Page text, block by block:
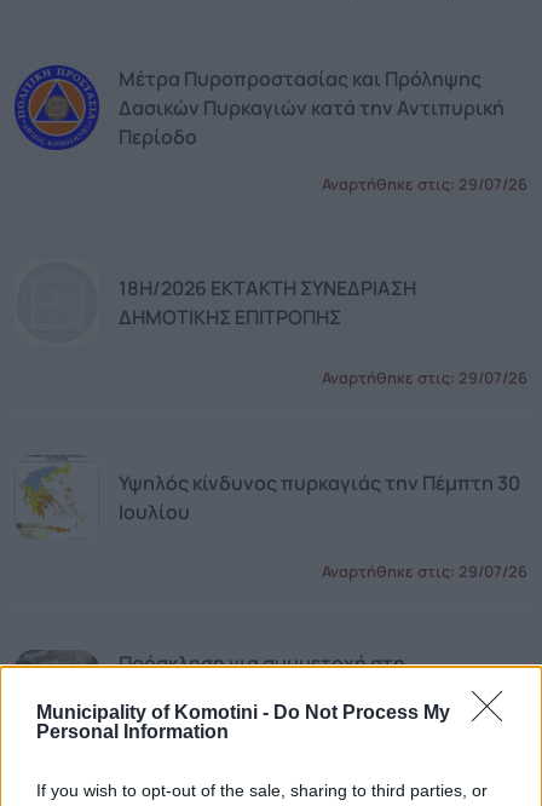
Municipality of Komotini - Do Not Process My
Personal Information
If you wish to opt-out of the sale, sharing to third parties, or
Μέτρα Πυροπροστασίας και Πρόληψης
Δασικών Πυρκαγιών κατά την Αντιπυρική
Περίοδο
Αναρτήθηκε στις: 29/07/26
18Η/2026 ΕΚΤΑΚΤΗ ΣΥΝΕΔΡΙΑΣΗ
ΔΗΜΟΤΙΚΗΣ ΕΠΙΤΡΟΠΗΣ
Αναρτήθηκε στις: 29/07/26
Υψηλός κίνδυνος πυρκαγιάς την Πέμπτη 30
Ιουλίου
Αναρτήθηκε στις: 29/07/26
Πρόσκληση για συμμετοχή στη
Δημοτικής Κοινότητας Αιγείρου